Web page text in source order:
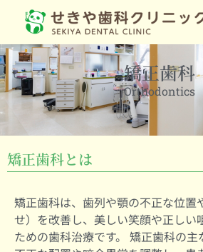
矯正歯科
Orthodontics
矯正歯科とは
矯正歯科は、歯列や顎の不正な位置
せ）を改善し、美しい笑顔や正しい
ための歯科治療です。 矯正歯科の